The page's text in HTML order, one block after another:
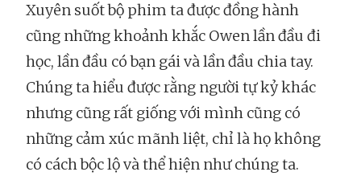
Xuyên suốt bộ phim ta được đồng hành
cũng những khoảnh khắc Owen lần đầu đi
học, lần đầu có bạn gái và lần đầu chia tay.
Chúng ta hiểu được rằng người tự kỷ khác
nhưng cũng rất giống với mình cũng có
những cảm xúc mãnh liệt, chỉ là họ không
có cách bộc lộ và thể hiện như chúng ta.